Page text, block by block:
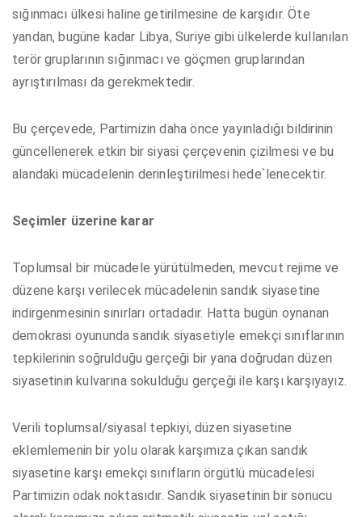
sığınmacı ülkesi haline getirilmesine de karşıdır. Öte
yandan, bugüne kadar Libya, Suriye gibi ülkelerde kullanılan
terör gruplarının sığınmacı ve göçmen gruplarından
ayrıştırılması da gerekmektedir.
Bu çerçevede, Partimizin daha önce yayınladığı bildirinin
güncellenerek etkin bir siyasi çerçevenin çizilmesi ve bu
alandaki mücadelenin derinleştirilmesi hede`lenecektir.
Seçimler üzerine karar
Toplumsal bir mücadele yürütülmeden, mevcut rejime ve
düzene karşı verilecek mücadelenin sandık siyasetine
indirgenmesinin sınırları ortadadır. Hatta bugün oynanan
demokrasi oyununda sandık siyasetiyle emekçi sınıflarının
tepkilerinin soğrulduğu gerçeği bir yana doğrudan düzen
siyasetinin kulvarına sokulduğu gerçeği ile karşı karşıyayız.
Verili toplumsal/siyasal tepkiyi, düzen siyasetine
eklemlemenin bir yolu olarak karşımıza çıkan sandık
siyasetine karşı emekçi sınıfların örgütlü mücadelesi
Partimizin odak noktasıdır. Sandık siyasetinin bir sonucu